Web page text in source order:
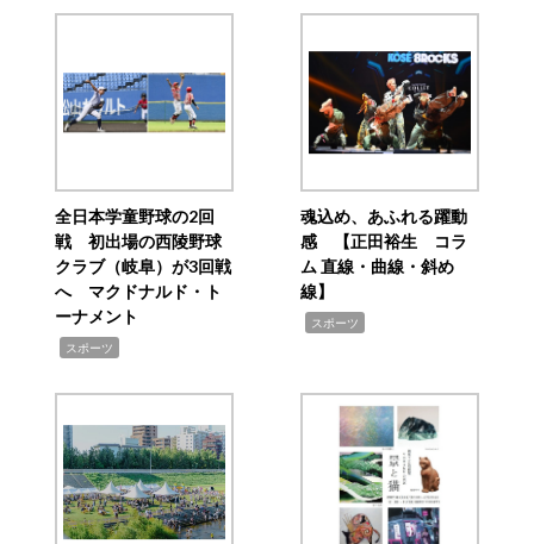
全日本学童野球の2回
戦 初出場の西陵野球
クラブ（岐阜）が3回戦
へ マクドナルド・ト
ーナメント
スポーツ
魂込め、あふれる躍動
感 【正田裕生 コラ
ム 直線・曲線・斜め
線】
スポーツ